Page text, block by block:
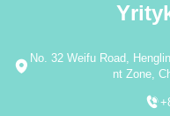
No. 32 Weifu Road,
nt Zone,